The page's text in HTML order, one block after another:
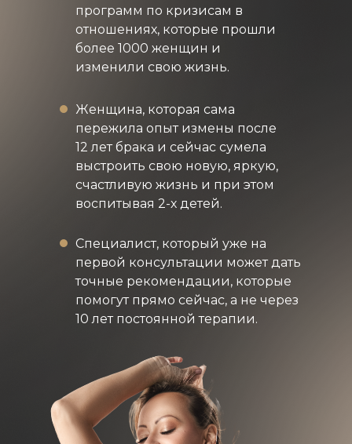
программ по кризисам в
отношениях, которые прошли
более 1000 женщин и
изменили свою жизнь.
Женщина, которая сама
пережила опыт измены после
12 лет брака и сейчас сумела
выстроить свою новую, яркую,
счастливую жизнь и при этом
воспитывая 2-х детей.
Специалист, который уже на
первой консультации может дать
точные рекомендации, которые
помогут прямо сейчас, а не через
10 лет постоянной терапии.